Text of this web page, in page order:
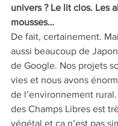
univers ? Le lit clos. Les
mousses…
De fait, certainement.
aussi beaucoup de
de Google. Nos projets
vies et nous avons
de l’environnement
des Champs Libres est
végétal et ça n’est pas